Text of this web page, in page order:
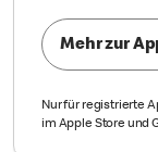
Mehr zur
Nur für registrierte
im Apple Store und